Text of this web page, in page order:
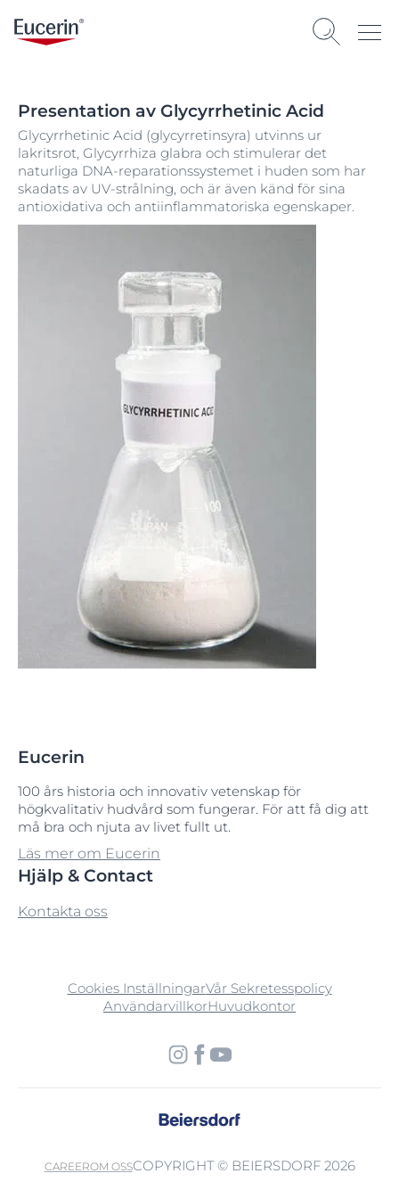
Presentation av Glycyrrhetinic Acid
Glycyrrhetinic Acid (glycyrretinsyra) utvinns ur
lakritsrot, Glycyrrhiza glabra och stimulerar det
naturliga DNA-reparationssystemet i huden som har
skadats av UV-strålning, och är även känd för sina
antioxidativa och antiinflammatoriska egenskaper.
Eucerin
100 års historia och innovativ vetenskap för
högkvalitativ hudvård som fungerar. För att få dig att
må bra och njuta av livet fullt ut.
Läs mer om Eucerin
Hjälp & Contact
Kontakta oss
Cookies InställningarVår Sekretesspolicy
AnvändarvillkorHuvudkontor
CAREEROM OSSCOPYRIGHT © BEIERSDORF 2026